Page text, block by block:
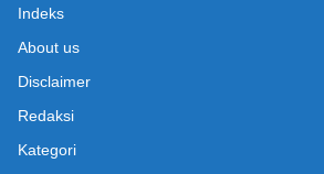
Indeks
About us
Disclaimer
Redaksi
Kategori